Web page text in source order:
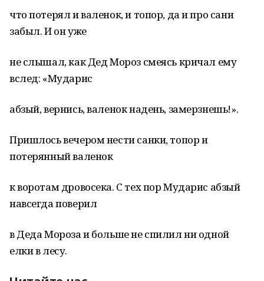
что потерял и валенок, и топор, да и про сани
забыл. И он уже
не слышал, как Дед Мороз смеясь кричал ему
вслед: «Мударис
абзый, вернись, валенок надень, замерзнешь!».
Пришлось вечером нести санки, топор и
потерянный валенок
к воротам дровосека. С тех пор Мударис абзый
навсегда поверил
в Деда Мороза и больше не спилил ни одной
елки в лесу.